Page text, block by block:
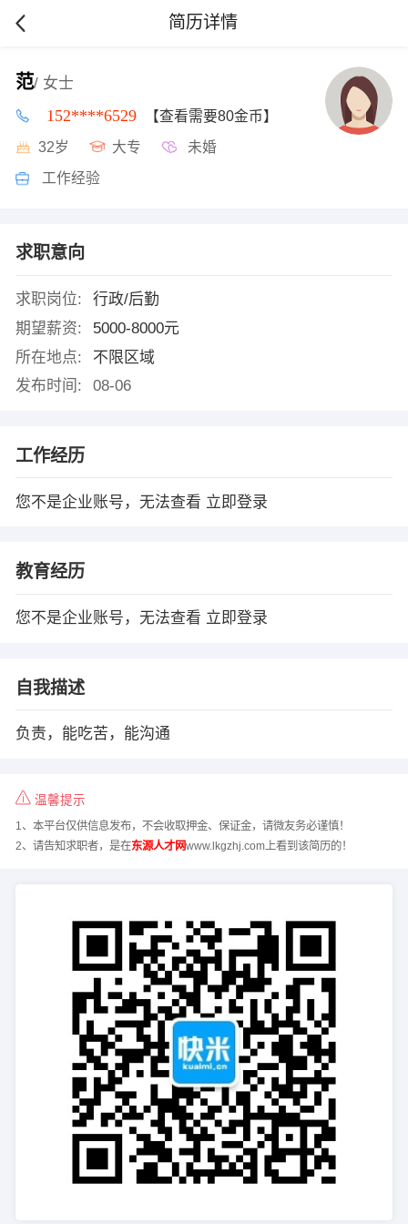
简历详情
范/ 女士
152****6529 【查看需要80金币】
32岁 大专 未婚
工作经验
求职意向
求职岗位:
行政/后勤
期望薪资:
5000-8000元
所在地点:
不限区域
发布时间:
08-06
工作经历
您不是企业账号，无法查看 立即登录
教育经历
您不是企业账号，无法查看 立即登录
自我描述
负责，能吃苦，能沟通
温馨提示
1、本平台仅供信息发布，不会收取押金、保证金，请微友务必谨慎！
2、请告知求职者，是在东源人才网www.lkgzhj.com上看到该简历的！